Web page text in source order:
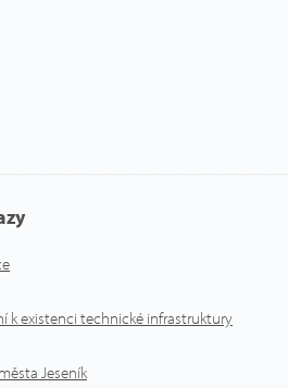
k existenci technické infrastruktury
Jeseník